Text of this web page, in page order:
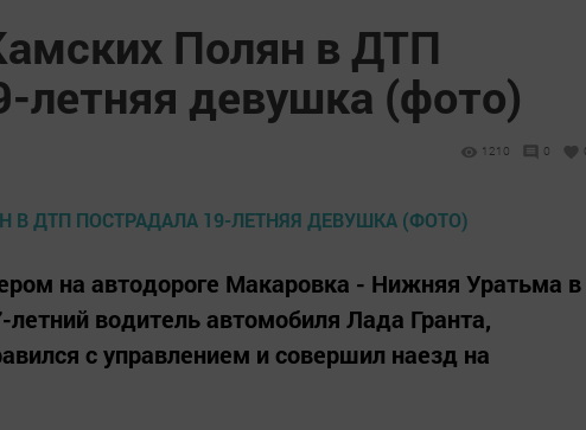
Полян в ДТП
летняя девушка (фото)
1210 0
на автодороге Макаровка - Нижняя Уратьма в
водитель автомобиля Лада Гранта,
с управлением и совершил наезд на